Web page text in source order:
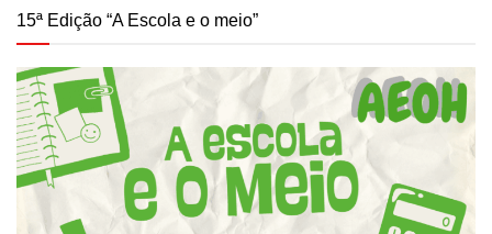
15ª Edição “A Escola e o meio”